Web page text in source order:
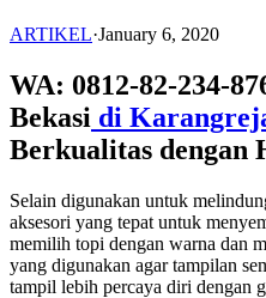
ARTIKEL·January 6, 2020
WA: 0812-82-234-
Bekasi di
Berkualitas dengan
Selain digunakan untuk
aksesori yang tepat untuk
memilih topi dengan warna dan
yang digunakan agar tampilan
tampil lebih percaya diri dengan